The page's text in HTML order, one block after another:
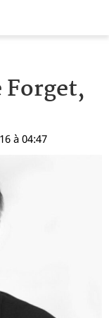
Forget,
à 04:47